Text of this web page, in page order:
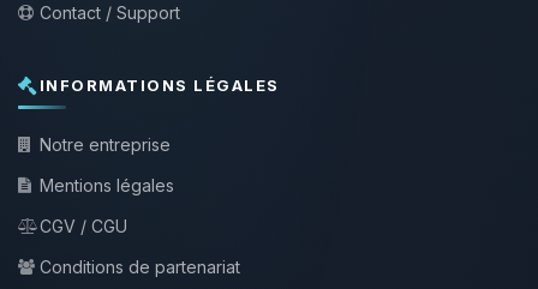
Contact / Support
INFORMATIONS LÉGALES
Notre entreprise
Mentions légales
CGV / CGU
Conditions de partenariat